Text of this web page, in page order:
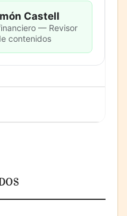
Castell
— Revisor
contenidos